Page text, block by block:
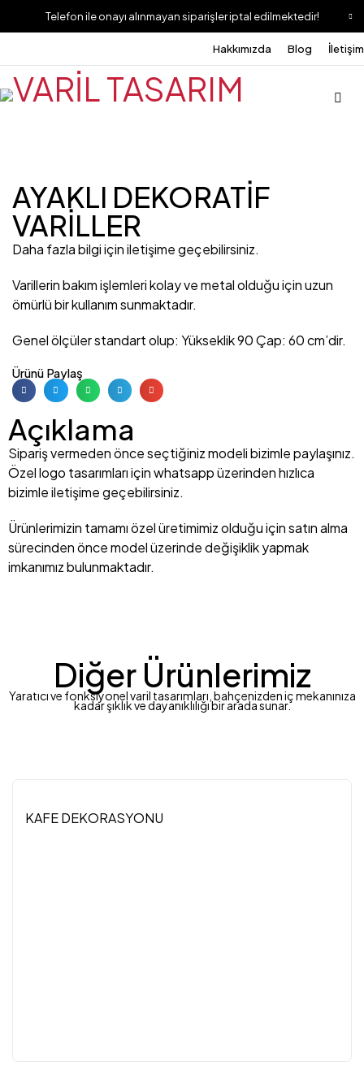
Telefon ile onayı alınmayan siparişler iptal edilmektedir!
Hakkımızda Blog İletişim
AYAKLI DEKORATİF
VARİLLER
Daha fazla bilgi için iletişime geçebilirsiniz.
Varillerin bakım işlemleri kolay ve metal olduğu için uzun
ömürlü bir kullanım sunmaktadır.
Genel ölçüler standart olup: Yükseklik 90 Çap: 60 cm’dir.
Ürünü Paylaş
Açıklama
Sipariş vermeden önce seçtiğiniz modeli bizimle paylaşınız.
Özel logo tasarımları için whatsapp üzerinden hızlıca
bizimle iletişime geçebilirsiniz.
Ürünlerimizin tamamı özel üretimimiz olduğu için satın alma
sürecinden önce model üzerinde değişiklik yapmak
imkanımız bulunmaktadır.
Diğer Ürünlerimiz
Yaratıcı ve fonksiyonel varil tasarımları, bahçenizden iç mekanınıza
kadar şıklık ve dayanıklılığı bir arada sunar.
KAFE DEKORASYONU